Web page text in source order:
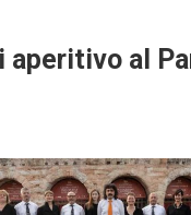
aperitivo al